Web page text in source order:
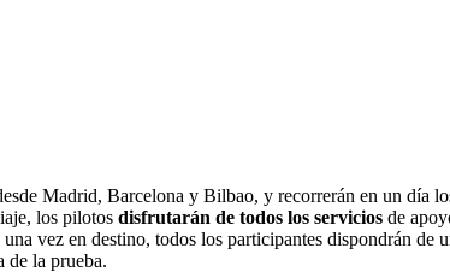
Madrid, Barcelona y Bilbao, y recorrerán en un día
los pilotos disfrutarán de todos los servicios de
vez en destino, todos los participantes dispondrán de
de la prueba.